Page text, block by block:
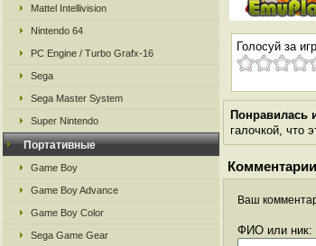
Mattel Intellivision
Nintendo 64
PC Engine / Turbo Grafx-16
Sega
Sega Master System
Super Nintendo
Портативные
Game Boy
Game Boy Advance
Game Boy Color
Sega Game Gear
Голосуй за
Понравилась
галочкой, что
Ваш
ФИО или ник: